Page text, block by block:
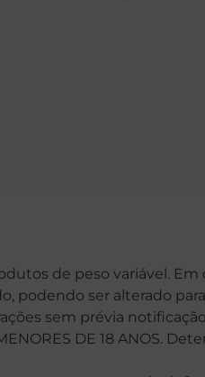
de peso variável.
podendo ser alterado
sem prévia
DE 18 ANOS.